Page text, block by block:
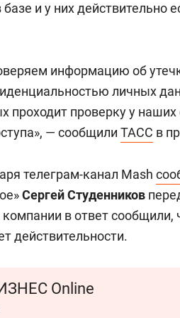
и у них действительно
информацию об
личных
проходит проверку у
— сообщили ТАСС в
телеграм-канал Mash
Сергей Студенников
компании в ответ
действительности.
Online